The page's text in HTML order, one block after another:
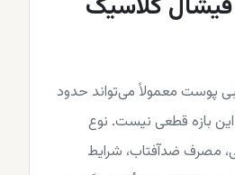
پوست معمولاً می‌تواند حدود
اما این بازه قطعی نیست. نوع
مصرف ضدآفتاب، شرایط